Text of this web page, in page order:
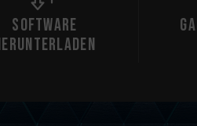
Software